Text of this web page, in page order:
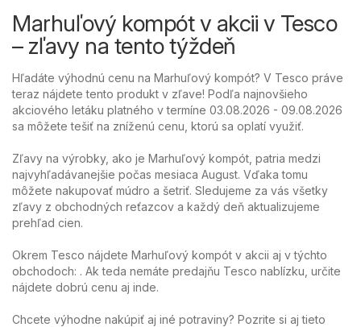
Marhuľový kompót v akcii v Tesco
– zľavy na tento týždeň
Hľadáte výhodnú cenu na Marhuľový kompót? V Tesco práve
teraz nájdete tento produkt v zľave! Podľa najnovšieho
akciového letáku platného v termíne 03.08.2026 - 09.08.2026
sa môžete tešiť na zníženú cenu, ktorú sa oplatí využiť.
Zľavy na výrobky, ako je Marhuľový kompót, patria medzi
najvyhľadávanejšie počas mesiaca August. Vďaka tomu
môžete nakupovať múdro a šetriť. Sledujeme za vás všetky
zľavy z obchodných reťazcov a každý deň aktualizujeme
prehľad cien.
Okrem Tesco nájdete Marhuľový kompót v akcii aj v týchto
obchodoch: . Ak teda nemáte predajňu Tesco nablízku, určite
nájdete dobrú cenu aj inde.
Chcete výhodne nakúpiť aj iné potraviny? Pozrite si aj tieto